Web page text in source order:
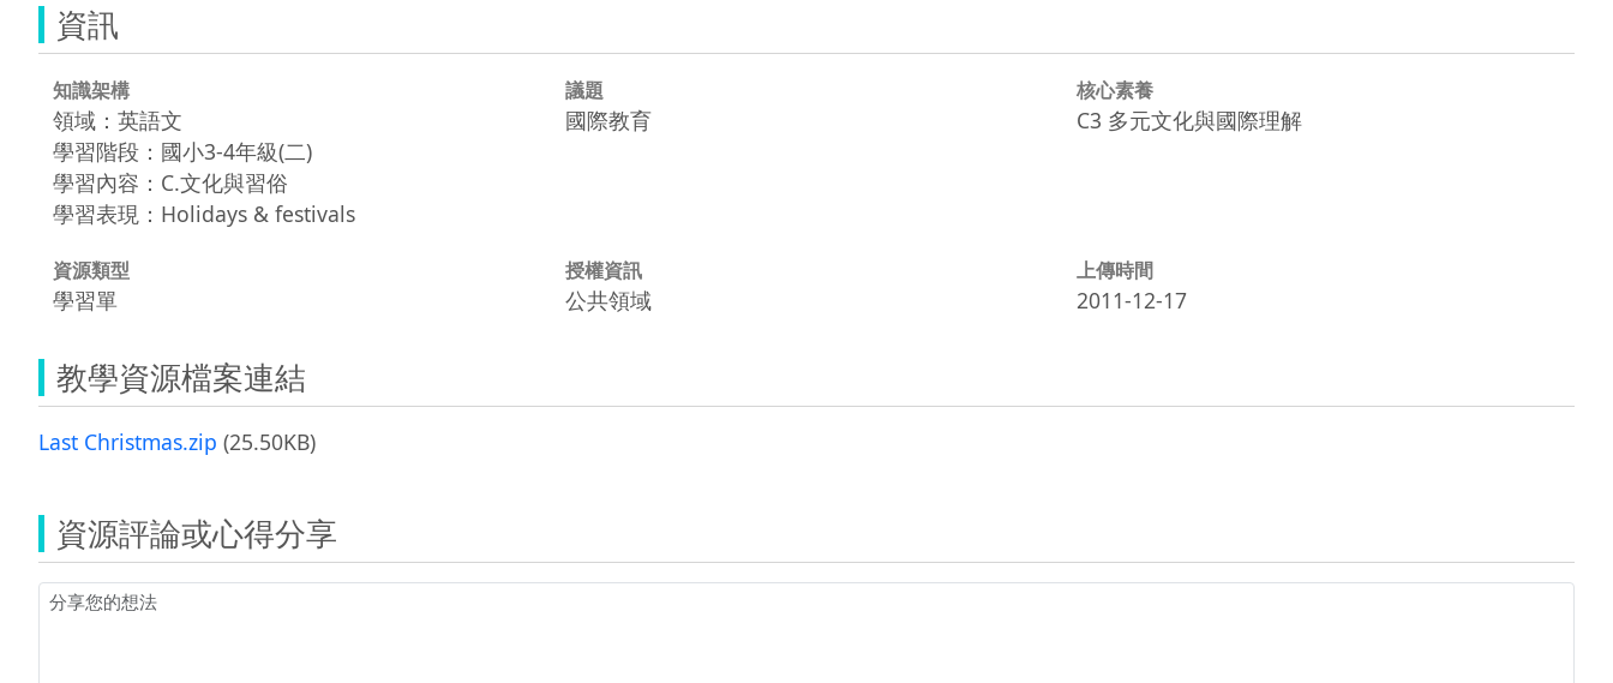
資訊
知識架構
領域：英語文
學習階段：國小3-4年級(二)
學習內容：C.文化與習俗
學習表現：Holidays & festivals
議題
國際教育
核心素養
C3 多元文化與國際理解
資源類型
學習單
授權資訊
公共領域
上傳時間
2011-12-17
教學資源檔案連結
Last Christmas.zip (25.50KB)
資源評論或心得分享